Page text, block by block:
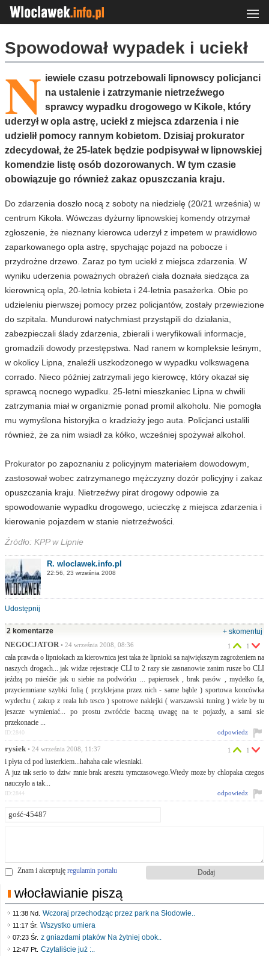
Spowodował wypadek i uciekł
N iewiele czasu potrzebowali lipnowscy policjanci
na ustalenie i zatrzymanie nietrzeźwego
sprawcy wypadku drogowego w Kikole, który
uderzył w opla astrę, uciekł z miejsca zdarzenia i nie
udzielił pomocy rannym kobietom. Dzisiaj prokurator
zdecydował, że 25-latek będzie podpisywał w lipnowskiej
komendzie listę osób dozorowanych. W tym czasie
obowiązuje go również zakaz opuszczania kraju.
Do zdarzenia doszło nocą z soboty na niedzielę (20/21 września) w
centrum Kikoła. Wówczas dyżurny lipnowskiej komendy otrzymał
zgłoszenie, że nieznany kierowca uderzył z impetem w prawidłowo
zaparkowanego opla astrę, spychając pojazd na pobocze i
przydrożne drzewo. Zaraz po tym uciekł z miejsca zdarzenia. W
wyniku uderzenia poważnych obrażeń ciała doznała siedząca za
kierownicą opla, 20-letnia kobieta i 24-letnia pasażerka. Obie po
udzieleniu pierwszej pomocy przez policjantów, zostały przewiezione
do szpitala. Mundurowi natychmiast przystąpili do działania,
zabezpieczali ślady zdarzenia, zbierali i weryfikowali informacje,
gromadzili dowody przestępstwa. Nad ranem w kompleksie leśnym,
w okolicy Lipna, znaleźli uszkodzonego w wypadku volkswagena
corrado. Nieco później zatrzymali jego kierowcę, który okazał się
sprawcą nocnego wypadku. 25-letni mieszkaniec Lipna w chwili
zatrzymania miał w organizmie ponad promil alkoholu. Nie pomogła
mu wymyślona historyjka o kradzieży jego auta. Policjanci ustalili
również, że za nim wsiadł za kółko, wcześniej spożywał alkohol.
Prokurator po zapoznaniu z policyjnym materiałem dowodowym,
zastosował wobec zatrzymanego mężczyzny dozór policyjny i zakaz
opuszczania kraju. Nietrzeźwy pirat drogowy odpowie za
spowodowanie wypadku drogowego, ucieczkę z miejsca zdarzenia i
kierowanie pojazdem w stanie nietrzeźwości.
Źródło: KPP w Lipnie
R. wloclawek.info.pl
22:56, 23 września 2008
Udostępnij
2 komentarze
+ skomentuj
NEGOCJATOR • 24 września 2008, 08:36
cała prawda o lipniokach za kierownica jest taka że lipnioki sa największym zagrożeniem na
naszych drogach... jak widze rejestracje CLI to 2 razy sie zasnanowie zanim rusze bo CLI
jeźdzą po mieśćie jak u siebie na podwórku ... papierosek , brak pasów , mydełko fa,
przyciemniane szybki folią ( przyklejana przez nich - same bąble ) sportowa koncówka
wydechu ( zakup z reala lub tesco ) spotrowe naklejki ( warszawski tuning ) wiele by tu
jeszcze wymieniać... po prostu zwróćcie baczną uwagę na te pojazdy, a sami sie
przekonacie ...
1 1
odpowiedz
ID:2840
rysiek • 24 września 2008, 11:37
i płyta cd pod lusterkiem...hahaha cale wiesniaki.
A juz tak serio to dziw mnie brak aresztu tymczasowego.Wtedy moze by chlopaka czegos
nauczylo a tak...
1 1
odpowiedz
ID:2844
Znam i akceptuję regulamin portalu
włocławianie piszą
11:38 Nd. Wczoraj przechodząc przez park na Słodowie..
11:17 Śr. Wszystko umiera
07:23 Śr. z gniazdami ptaków Na żytniej obok..
12:47 Pt. Czytaliście już :..